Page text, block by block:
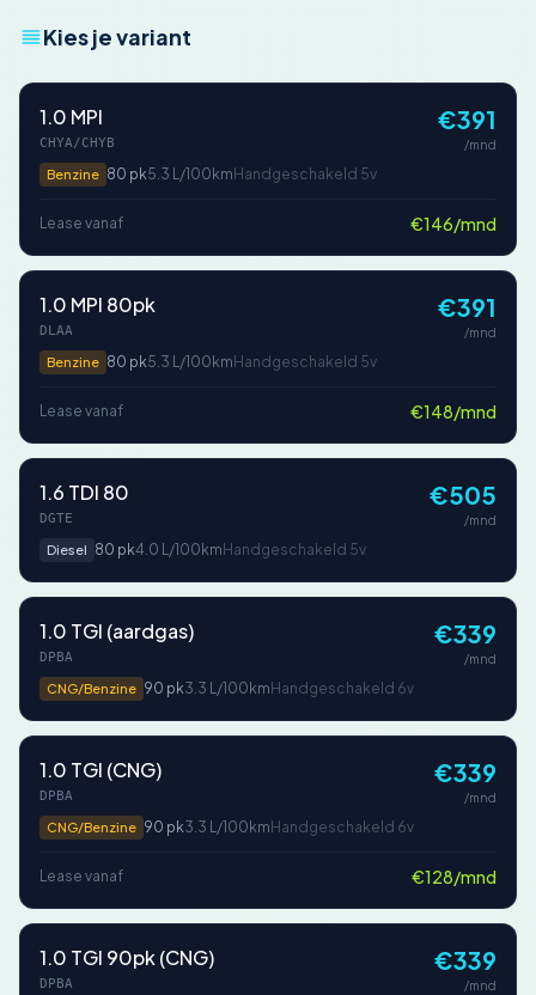
Kies je variant
1.0 MPI
CHYA/CHYB
Benzine 80 pk5.3 L/100km Handgeschakeld 5v
€391
/mnd
Lease vanaf €146/mnd
1.0 MPI 80pk
DLAA
Benzine 80 pk5.3 L/100km Handgeschakeld 5v
€391
/mnd
Lease vanaf €148/mnd
1.6 TDI 80
DGTE
Diesel
80 pk4.0 L/100km Handgeschakeld 5v
€505
/mnd
1.0 TGI (aardgas)
DPBA
CNG/Benzine 90 pk3.3 L/100km Handgeschakeld 6v
€339
/mnd
1.0 TGI (CNG)
DPBA
CNG/Benzine 90 pk3.3 L/100km Handgeschakeld 6v
€339
/mnd
Lease vanaf €128/mnd
1.0 TGI 90pk (CNG)
DPBA
€339
/mnd